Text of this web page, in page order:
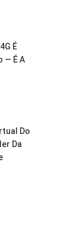
É
— É A
Do
Da